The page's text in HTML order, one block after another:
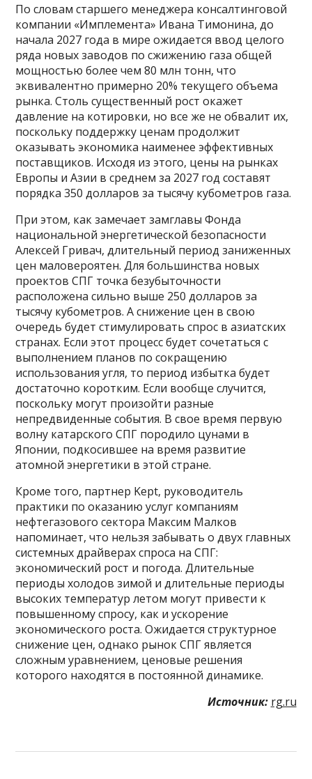
По словам старшего менеджера консалтинговой
компании «Имплемента» Ивана Тимонина, до
начала 2027 года в мире ожидается ввод целого
ряда новых заводов по сжижению газа общей
мощностью более чем 80 млн тонн, что
эквивалентно примерно 20% текущего объема
рынка. Столь существенный рост окажет
давление на котировки, но все же не обвалит их,
поскольку поддержку ценам продолжит
оказывать экономика наименее эффективных
поставщиков. Исходя из этого, цены на рынках
Европы и Азии в среднем за 2027 год составят
порядка 350 долларов за тысячу кубометров газа.
При этом, как замечает замглавы Фонда
национальной энергетической безопасности
Алексей Гривач, длительный период заниженных
цен маловероятен. Для большинства новых
проектов СПГ точка безубыточности
расположена сильно выше 250 долларов за
тысячу кубометров. А снижение цен в свою
очередь будет стимулировать спрос в азиатских
странах. Если этот процесс будет сочетаться с
выполнением планов по сокращению
использования угля, то период избытка будет
достаточно коротким. Если вообще случится,
поскольку могут произойти разные
непредвиденные события. В свое время первую
волну катарского СПГ породило цунами в
Японии, подкосившее на время развитие
атомной энергетики в этой стране.
Кроме того, партнер Kept, руководитель
практики по оказанию услуг компаниям
нефтегазового сектора Максим Малков
напоминает, что нельзя забывать о двух главных
системных драйверах спроса на СПГ:
экономический рост и погода. Длительные
периоды холодов зимой и длительные периоды
высоких температур летом могут привести к
повышенному спросу, как и ускорение
экономического роста. Ожидается структурное
снижение цен, однако рынок СПГ является
сложным уравнением, ценовые решения
которого находятся в постоянной динамике.
Источник: rg.ru